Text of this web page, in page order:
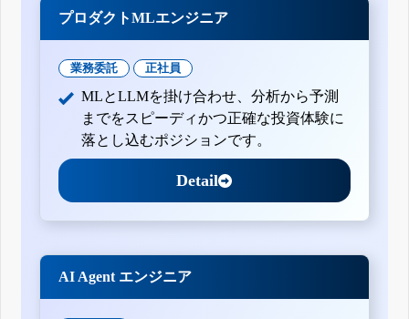
プロダクトMLエンジニア
業務委託 正社員
MLとLLMを掛け合わせ、分析から予測
までをスピーディかつ正確な投資体験に
落とし込むポジションです。
Detail
AI Agent エンジニア